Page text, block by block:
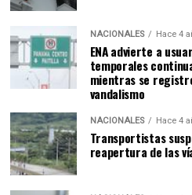
NACIONALES Hace 4
ENA advierte a
temporales
mientras se
vandalismo
NACIONALES Hace 4
Transportistas
reapertura de las